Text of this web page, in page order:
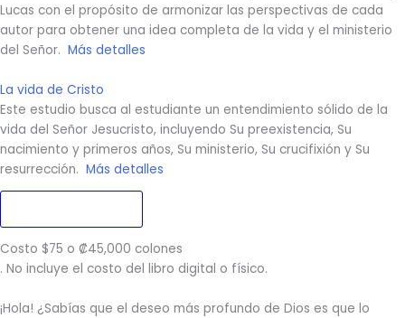
Lucas con el propósito de armonizar las perspectivas de cada
autor para obtener una idea completa de la vida y el ministerio
del Señor. Más detalles
La vida de Cristo
Este estudio busca al estudiante un entendimiento sólido de la
vida del Señor Jesucristo, incluyendo Su preexistencia, Su
nacimiento y primeros años, Su ministerio, Su crucifixión y Su
resurrección. Más detalles
Costo $75 o ₡45,000 colones
. No incluye el costo del libro digital o físico.
¡Hola! ¿Sabías que el deseo más profundo de Dios es que lo